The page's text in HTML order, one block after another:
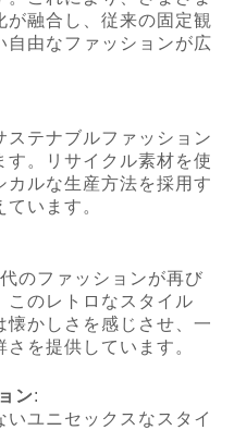
が融合し、従来の固定観
自由なファッションが広
ステナブルファッション
す。リサイクル素材を使
カルな生産方法を採用す
います。
のファッションが再び
このレトロなスタイル
懐かしさを感じさせ、一
を提供しています。
ン:
いユニセックスなスタイ